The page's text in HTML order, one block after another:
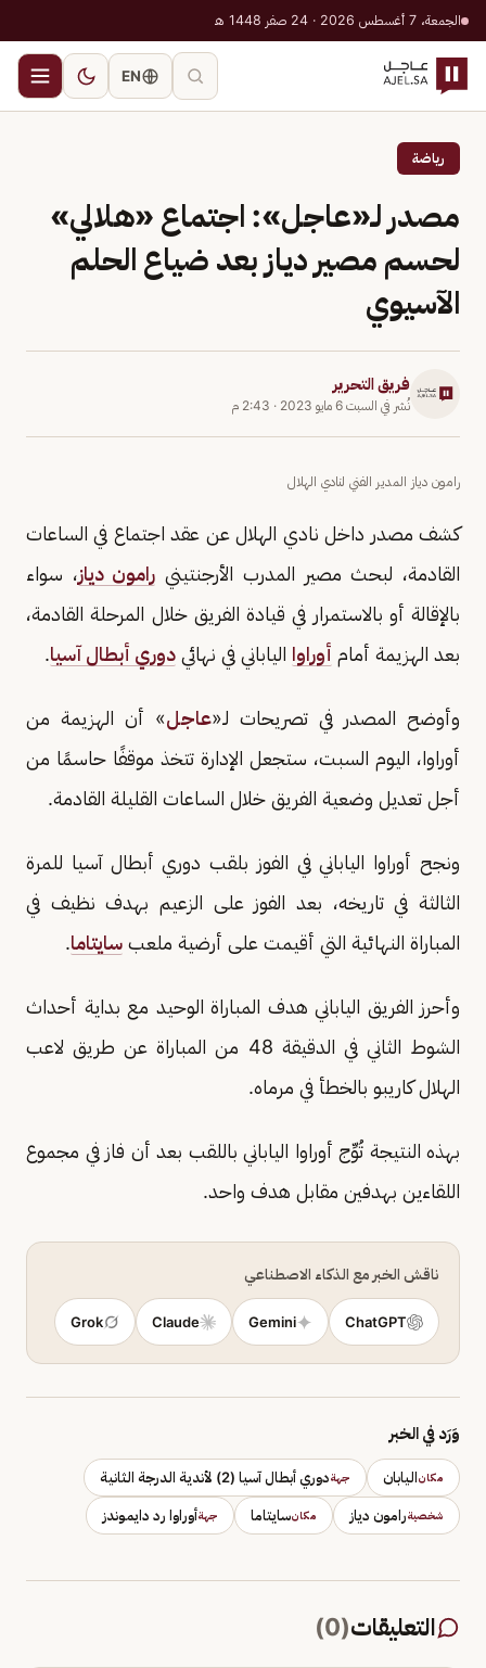
الجمعة، 7 أغسطس 2026 · 24 صفر 1448 هـ
EN
رياضة
مصدر لـ«عاجل»: اجتماع «هلالي»
لحسم مصير دياز بعد ضياع الحلم
الآسيوي
فريق التحرير
نُشر في السبت 6 مايو 2023 · 2:43 م
رامون دياز المدير الفني لنادي الهلال
كشف مصدر داخل نادي الهلال عن عقد اجتماع في الساعات
القادمة، لبحث مصير المدرب الأرجنتيني رامون دياز، سواء
بالإقالة أو بالاستمرار في قيادة الفريق خلال المرحلة القادمة،
بعد الهزيمة أمام أوراوا الياباني في نهائي دوري أبطال آسيا.
وأوضح المصدر في تصريحات لـ«عاجل» أن الهزيمة من
أوراوا، اليوم السبت، ستجعل الإدارة تتخذ موقفًا حاسمًا من
أجل تعديل وضعية الفريق خلال الساعات القليلة القادمة.
ونجح أوراوا الياباني في الفوز بلقب دوري أبطال آسيا للمرة
الثالثة في تاريخه، بعد الفوز على الزعيم بهدف نظيف في
المباراة النهائية التي أقيمت على أرضية ملعب سايتاما.
وأحرز الفريق الياباني هدف المباراة الوحيد مع بداية أحداث
الشوط الثاني في الدقيقة 48 من المباراة عن طريق لاعب
الهلال كاريبو بالخطأ في مرماه.
بهذه النتيجة تُوِّج أوراوا الياباني باللقب بعد أن فاز في مجموع
اللقاءين بهدفين مقابل هدف واحد.
ناقش الخبر مع الذكاء الاصطناعي
ChatGPT
Gemini
Claude
Grok
وَرَد في الخبر
مكاناليابان جهةدوري أبطال آسيا (2) لأندية الدرجة الثانية
شخصيةرامون دياز مكانسايتاما جهةأوراوا رد دايموندز
التعليقات(
0
)